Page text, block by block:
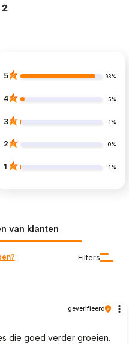
2
5 93%
4 5%
3 1%
2 0%
1 1%
van klanten
Filters
geverifieerd
die goed verder groeien.